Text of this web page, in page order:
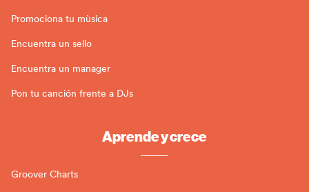
Promociona tu mùsica
Encuentra un sello
Encuentra un manager
Pon tu canción frente a DJs
Aprende y crece
Groover Charts